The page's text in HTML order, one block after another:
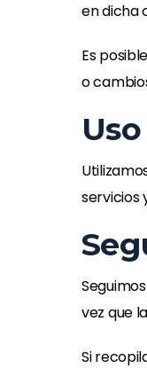
en dicha
Es
o
servicios
vez que
Si